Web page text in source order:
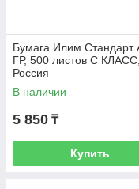
Бумага Илим Стандарт
ГР, 500 листов C КЛАСС,
Россия
В наличии
5 850 ₸
Купить